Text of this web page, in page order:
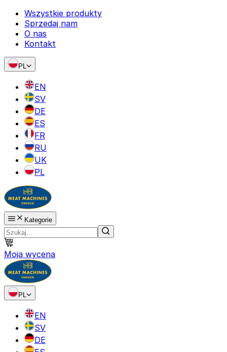
Wszystkie produkty
Sprzedaj nam
O nas
Kontakt
PL
EN
SV
DE
ES
FR
RU
UK
PL
Kategorie
Moja wycena
PL
EN
SV
DE